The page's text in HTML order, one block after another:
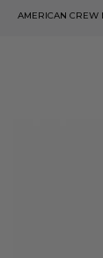
AMERICAN CREW